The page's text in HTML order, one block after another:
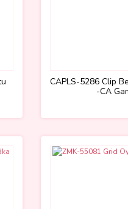
CAPLS-5286 Clip
-CA